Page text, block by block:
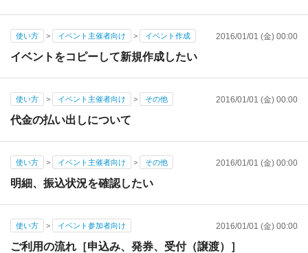
使い方 > イベント主催者向け > イベント作成 2016/01/01 (金) 00:00
イベントをコピーして新規作成したい
使い方 > イベント主催者向け > その他 2016/01/01 (金) 00:00
代金の払い出しについて
使い方 > イベント主催者向け > その他 2016/01/01 (金) 00:00
明細、振込状況を確認したい
使い方 > イベント参加者向け 2016/01/01 (金) 00:00
ご利用の流れ［申込み、発券、受付（譲渡）］